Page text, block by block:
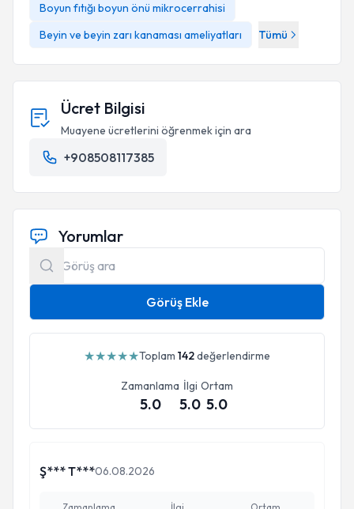
Boyun fıtığı boyun önü mikrocerrahisi
Beyin ve beyin zarı kanaması ameliyatları
Tümü
Ücret Bilgisi
Muayene ücretlerini öğrenmek için ara
+908508117385
Yorumlar
Görüş Ekle
★★★★★Toplam 142değerlendirme
Zamanlama
5.0
İlgi
5.0
Ortam
5.0
Ş*** T***06.08.2026